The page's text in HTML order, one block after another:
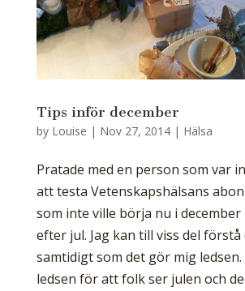
Tips inför december
by Louise | Nov 27, 2014| Hälsa
Pratade med en person som var
att testa Vetenskapshälsans
som inte ville börja nu i
efter jul. Jag kan till viss del förstå
samtidigt som det gör mig
ledsen för att folk ser julen och